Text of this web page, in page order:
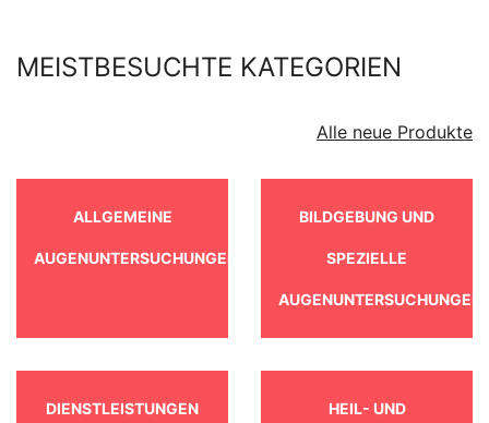
MEISTBESUCHTE KATEGORIEN
Alle neue Produkte
ALLGEMEINE
AUGENUNTERSUCHUNGEN
BILDGEBUNG UND
SPEZIELLE
AUGENUNTERSUCHUNGEN
DIENSTLEISTUNGEN HEIL- UND